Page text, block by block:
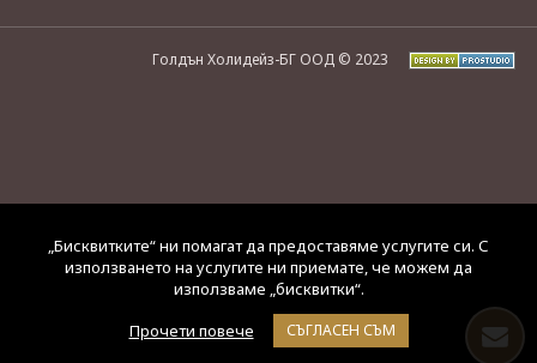
Голдън Холидейз-БГ ООД © 2023
„Бисквитките“ ни помагат да предоставяме услугите си. С
използването на услугите ни приемате, че можем да
използваме „бисквитки“.
Прочети повече
СЪГЛАСЕН СЪМ